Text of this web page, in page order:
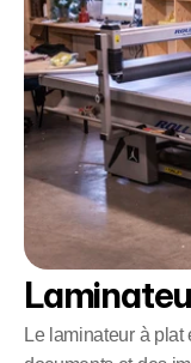
Le laminateur à